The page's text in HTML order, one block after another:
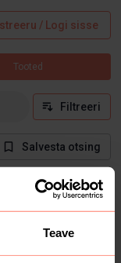
Teave
/ Logi sisse
Tooted
Filtreeri
Salvesta otsing
ei ole